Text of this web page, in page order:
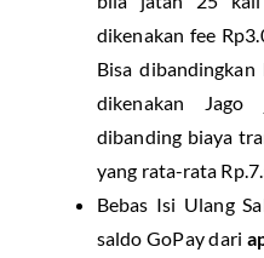
dikenakan fee
Bisa
dikenakan
dibanding biaya
yang rata-rata
Bebas Isi Ulang
saldo GoPay dari